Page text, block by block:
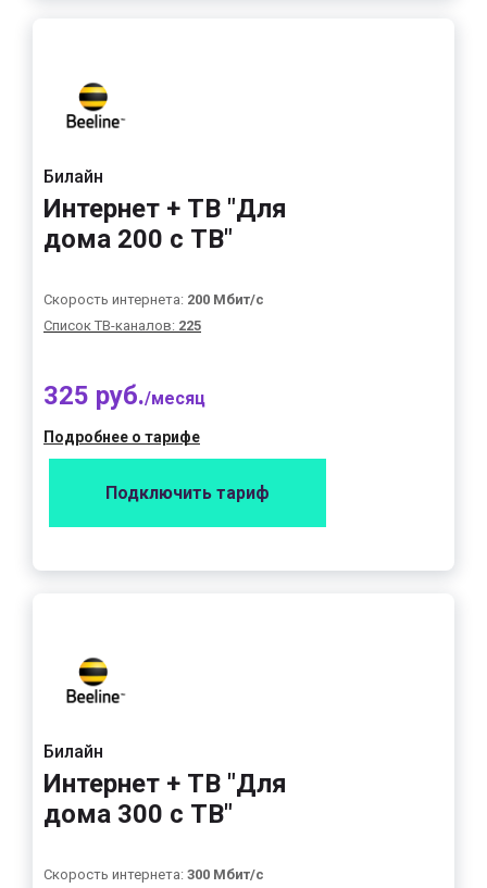
Билайн
Интернет + ТВ "Для
дома 200 с ТВ"
Скорость интернета: 200 Мбит/с
Список ТВ-каналов: 225
325 руб./месяц
Подробнее о тарифе
Подключить тариф
Билайн
Интернет + ТВ "Для
дома 300 с ТВ"
Скорость интернета: 300 Мбит/с